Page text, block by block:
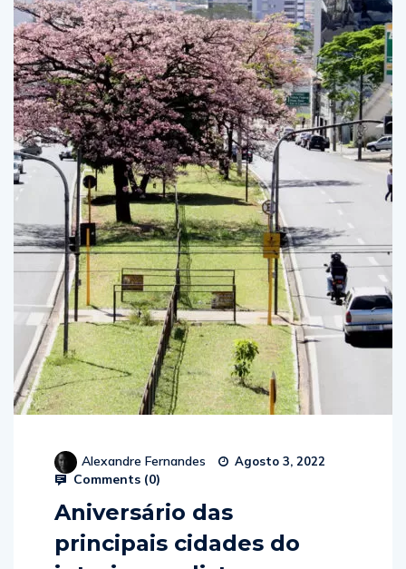
Alexandre Fernandes Agosto 3, 2022
Comments (0)
Aniversário das
principais cidades do